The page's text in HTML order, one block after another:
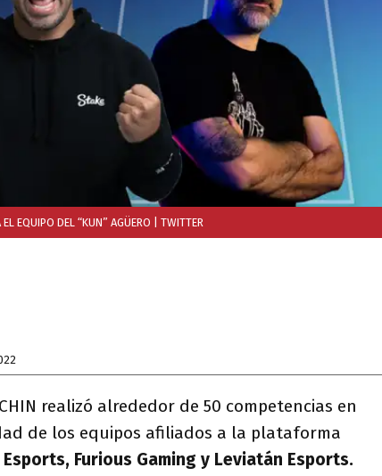
EQUIPO DEL “KUN” AGÜERO | TWITTER
realizó alrededor de 50 competencias en
de los equipos afiliados a la plataforma
Esports, Furious Gaming y Leviatán Esports.